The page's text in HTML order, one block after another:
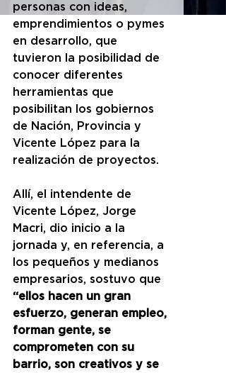
personas con ideas,
emprendimientos o pymes
en desarrollo, que
tuvieron la posibilidad de
conocer diferentes
herramientas que
posibilitan los gobiernos
de Nación, Provincia y
Vicente López para la
realización de proyectos.
Allí, el intendente de
Vicente López, Jorge
Macri, dio inicio a la
jornada y, en referencia, a
los pequeños y medianos
empresarios, sostuvo que
“ellos hacen un gran
esfuerzo, generan empleo,
forman gente, se
comprometen con su
barrio, son creativos y se